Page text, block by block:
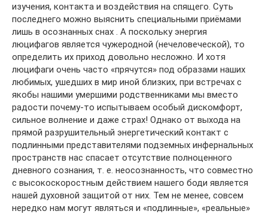
изучения, контакта и воздействия на спящего. Суть
последнего можно выяснить специальными приёмами
лишь в осознанных снах . А поскольку энергия
люцифагов является чужеродной (нечеловеческой), то
определить их приход довольно несложно. И хотя
люцифаги очень часто «прячутся» под образами наших
любимых, ушедших в мир иной близких, при встречах с
якобы нашими умершими родственниками мы вместо
радости почему-то испытываем особый дискомфорт,
сильное волнение и даже страх! Однако от выхода на
прямой разрушительный энергетический контакт с
подлинными представителями подземных инфернальных
пространств нас спасает отсутствие полноценного
дневного сознания, т. е. неосознанность, что совместно
с высокоскоростным действием нашего боди является
нашей духовной защитой от них. Тем не менее, совсем
нередко нам могут являться и «подлинные», «реальные»